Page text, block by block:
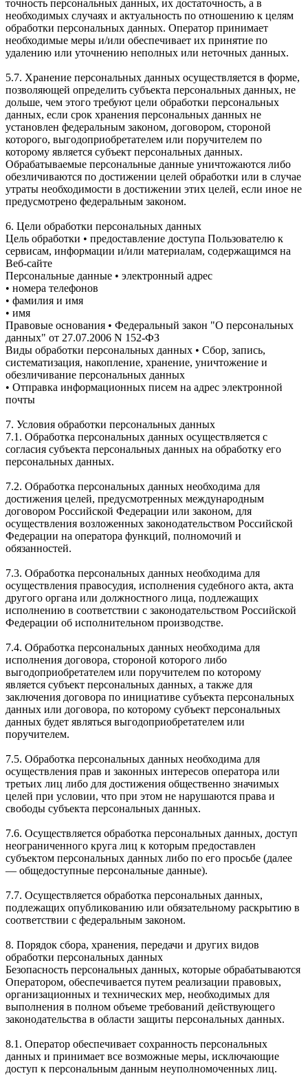
точность персональных данных, их достаточность, а в
необходимых случаях и актуальность по отношению к целям
обработки персональных данных. Оператор принимает
необходимые меры и/или обеспечивает их принятие по
удалению или уточнению неполных или неточных данных.
5.7. Хранение персональных данных осуществляется в форме,
позволяющей определить субъекта персональных данных, не
дольше, чем этого требуют цели обработки персональных
данных, если срок хранения персональных данных не
установлен федеральным законом, договором, стороной
которого, выгодоприобретателем или поручителем по
которому является субъект персональных данных.
Обрабатываемые персональные данные уничтожаются либо
обезличиваются по достижении целей обработки или в случае
утраты необходимости в достижении этих целей, если иное не
предусмотрено федеральным законом.
6. Цели обработки персональных данных
Цель обработки • предоставление доступа Пользователю к
сервисам, информации и/или материалам, содержащимся на
Веб-сайте
Персональные данные • электронный адрес
• номера телефонов
• фамилия и имя
• имя
Правовые основания • Федеральный закон "О персональных
данных" от 27.07.2006 N 152-ФЗ
Виды обработки персональных данных • Сбор, запись,
систематизация, накопление, хранение, уничтожение и
обезличивание персональных данных
• Отправка информационных писем на адрес электронной
почты
7. Условия обработки персональных данных
7.1. Обработка персональных данных осуществляется с
согласия субъекта персональных данных на обработку его
персональных данных.
7.2. Обработка персональных данных необходима для
достижения целей, предусмотренных международным
договором Российской Федерации или законом, для
осуществления возложенных законодательством Российской
Федерации на оператора функций, полномочий и
обязанностей.
7.3. Обработка персональных данных необходима для
осуществления правосудия, исполнения судебного акта, акта
другого органа или должностного лица, подлежащих
исполнению в соответствии с законодательством Российской
Федерации об исполнительном производстве.
7.4. Обработка персональных данных необходима для
исполнения договора, стороной которого либо
выгодоприобретателем или поручителем по которому
является субъект персональных данных, а также для
заключения договора по инициативе субъекта персональных
данных или договора, по которому субъект персональных
данных будет являться выгодоприобретателем или
поручителем.
7.5. Обработка персональных данных необходима для
осуществления прав и законных интересов оператора или
третьих лиц либо для достижения общественно значимых
целей при условии, что при этом не нарушаются права и
свободы субъекта персональных данных.
7.6. Осуществляется обработка персональных данных, доступ
неограниченного круга лиц к которым предоставлен
субъектом персональных данных либо по его просьбе (далее
— общедоступные персональные данные).
7.7. Осуществляется обработка персональных данных,
подлежащих опубликованию или обязательному раскрытию в
соответствии с федеральным законом.
8. Порядок сбора, хранения, передачи и других видов
обработки персональных данных
Безопасность персональных данных, которые обрабатываются
Оператором, обеспечивается путем реализации правовых,
организационных и технических мер, необходимых для
выполнения в полном объеме требований действующего
законодательства в области защиты персональных данных.
8.1. Оператор обеспечивает сохранность персональных
данных и принимает все возможные меры, исключающие
доступ к персональным данным неуполномоченных лиц.